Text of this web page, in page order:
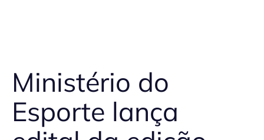
Ministério do
Esporte lança